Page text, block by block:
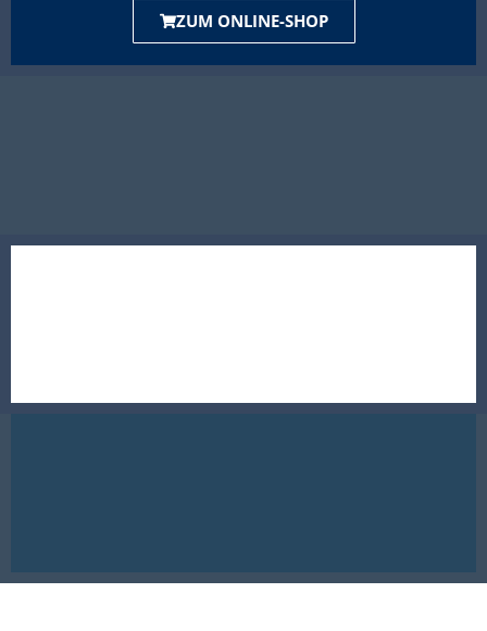
ZUM ONLINE-SHOP